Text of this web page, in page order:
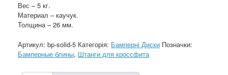
Вес – 5 кг.
Материал – каучук.
Толщина – 26 мм.
Артикул: bp-solid-5 Категорія: Бамперні Диски Позначки:
Бамперные блины, Штанги для кроссфита